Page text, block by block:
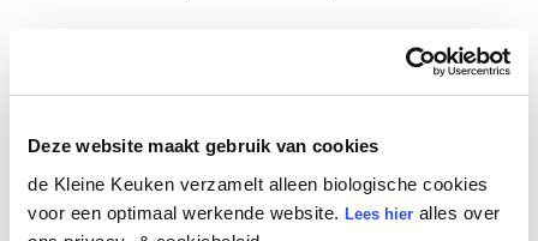
Deze website maakt gebruik van cookies
de Kleine Keuken verzamelt alleen biologische cookies
voor een optimaal werkende website. Lees hier alles over
gepersonaliseerde mails én een cadeautje op
de verjaardag.
Voornaam